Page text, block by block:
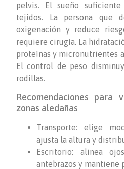
pelvis. El sueño
tejidos. La persona que
oxigenación y reduce
requiere cirugía. La
proteínas y micronutrientes
El control de peso
rodillas.
Recomendaciones para
zonas aledañas
Transporte: elige
ajusta la altura y
Escritorio: alinea
antebrazos y mantiene